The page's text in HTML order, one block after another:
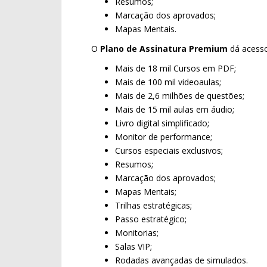
Marcação dos aprovados;
Mapas Mentais.
O Plano de Assinatura Premium dá
Mais de 18 mil Cursos em PDF;
Mais de 100 mil videoaulas;
Mais de 2,6 milhões de questões;
Mais de 15 mil aulas em áudio;
Livro digital simplificado;
Monitor de performance;
Cursos especiais exclusivos;
Resumos;
Marcação dos aprovados;
Mapas Mentais;
Trilhas estratégicas;
Passo estratégico;
Monitorias;
Salas VIP;
Rodadas avançadas de simulados.